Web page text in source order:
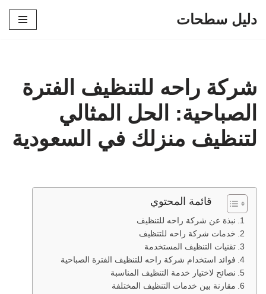
دليل سطحات
شركة راحه للتنظيف الفترة
الصباحية: الحل المثالي
لتنظيف منزلك في السعودية
قائمة المحتوي
نبذة عن شركة راحه للتنظيف
خدمات شركة راحه للتنظيف
تقنيات التنظيف المستخدمة
فوائد استخدام شركة راحه للتنظيف الفترة الصباحية
نصائح لاختيار خدمة التنظيف المناسبة
مقارنة بين خدمات التنظيف المختلفة